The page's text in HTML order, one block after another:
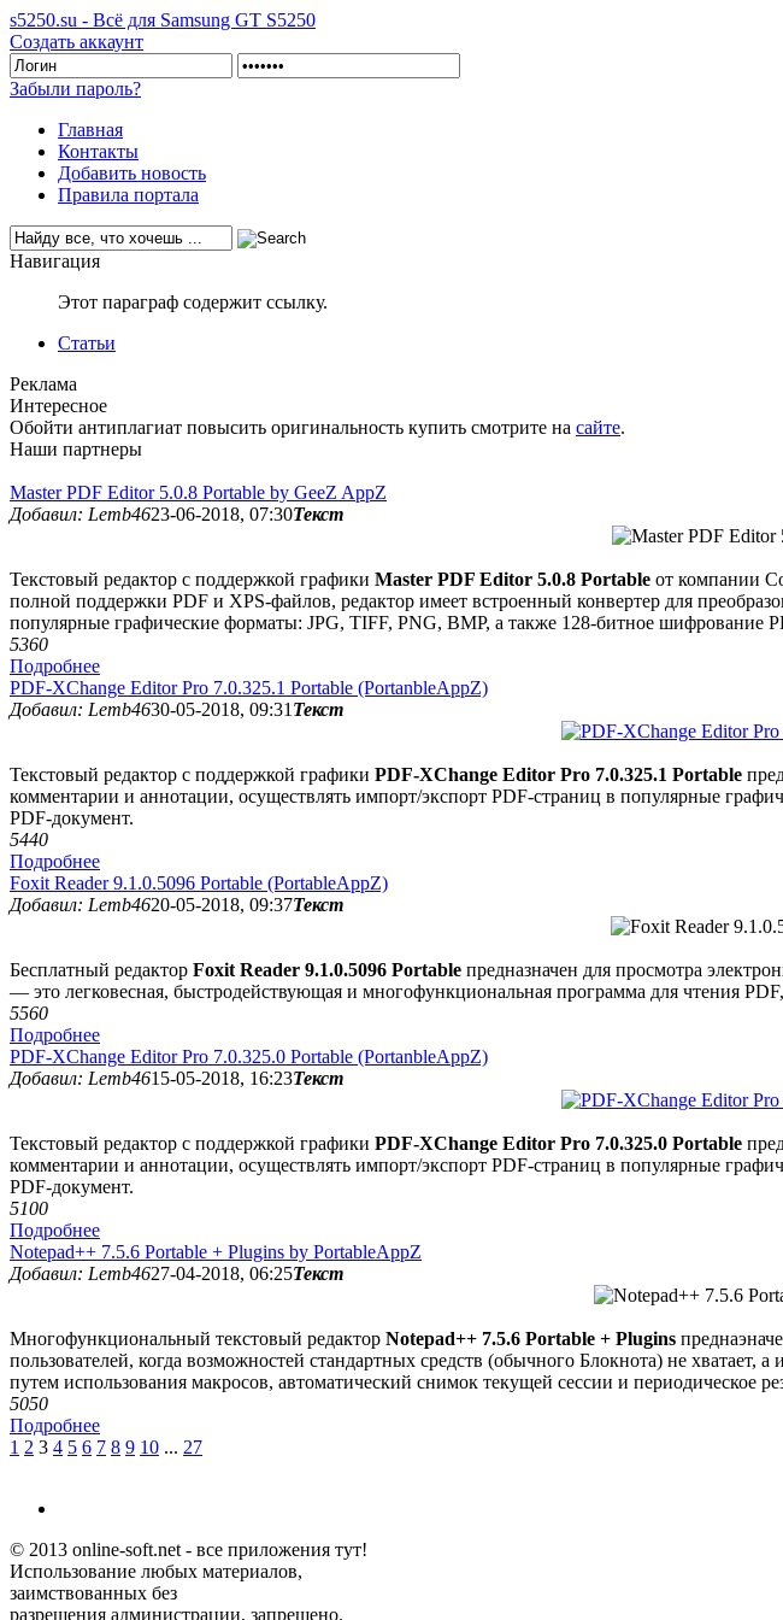
s5250.su - Всё для Samsung GT S5250
Создать аккаунт
Забыли пароль?
Главная
Контакты
Добавить новость
Правила портала
Навигация
Этот параграф содержит ссылку.
Статьи
Реклама
Интересное
Обойти антиплагиат повысить оригинальность купить смотрите на сайте.
Наши партнеры
Master PDF Editor 5.0.8 Portable by GeeZ AppZ
Добавил: Lemb4623-06-2018, 07:30Текст
Текстовый редактор с поддержкой графики Master PDF Editor 5.0.8 Portable от компании
полной поддержки PDF и XPS-файлов, редактор имеет встроенный конвертер для
популярные графические форматы: JPG, TIFF, PNG, BMP, а также 128-битное шифрование
5360
Подробнее
PDF-XChange Editor Pro 7.0.325.1 Portable (PortanbleAppZ)
Добавил: Lemb4630-05-2018, 09:31 Текст
Текстовый редактор с поддержкой графики PDF-XChange Editor Pro 7.0.325.1 Portable
комментарии и аннотации, осуществлять импорт/экспорт PDF-страниц в популярные
PDF-документ.
5440
Подробнее
Foxit Reader 9.1.0.5096 Portable (PortableAppZ)
Добавил: Lemb4620-05-2018, 09:37Текст
Бесплатный редактор Foxit Reader 9.1.0.5096 Portable предназначен для просмотра
— это легковесная, быстродействующая и многофункциональная программа для чтения
5560
Подробнее
PDF-XChange Editor Pro 7.0.325.0 Portable (PortanbleAppZ)
Добавил: Lemb4615-05-2018, 16:23Текст
Текстовый редактор с поддержкой графики PDF-XChange Editor Pro 7.0.325.0 Portable
комментарии и аннотации, осуществлять импорт/экспорт PDF-страниц в популярные
PDF-документ.
5100
Подробнее
Notepad++ 7.5.6 Рortable + Plugins by PortableAppZ
Добавил: Lemb4627-04-2018, 06:25Текст
Многофункциональный текстовый редактор Notepad++ 7.5.6 Portable + Plugins
пользователей, когда возможностей стандартных средств (обычного Блокнота) не
путем использования макросов, автоматический снимок текущей сессии и периодическое
5050
Подробнее
1 2 3 4 5 6 7 8 9 10 ... 27
© 2013 online-soft.net - все приложения тут!
Использование любых материалов,
заимствованных без
разрешения администрации, запрещено.